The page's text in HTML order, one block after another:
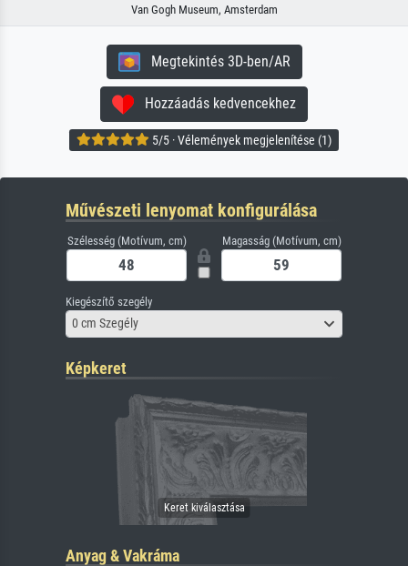
Van Gogh Museum, Amsterdam
Megtekintés 3D-ben/AR
Hozzáadás kedvencekhez
5/5 · Vélemények megjelenítése (1)
Művészeti lenyomat konfigurálása
Szélesség (Motívum, cm) Magasság (Motívum, cm)
Kiegészítő szegély
0 cm Szegély
Képkeret
Anyag & Vakráma